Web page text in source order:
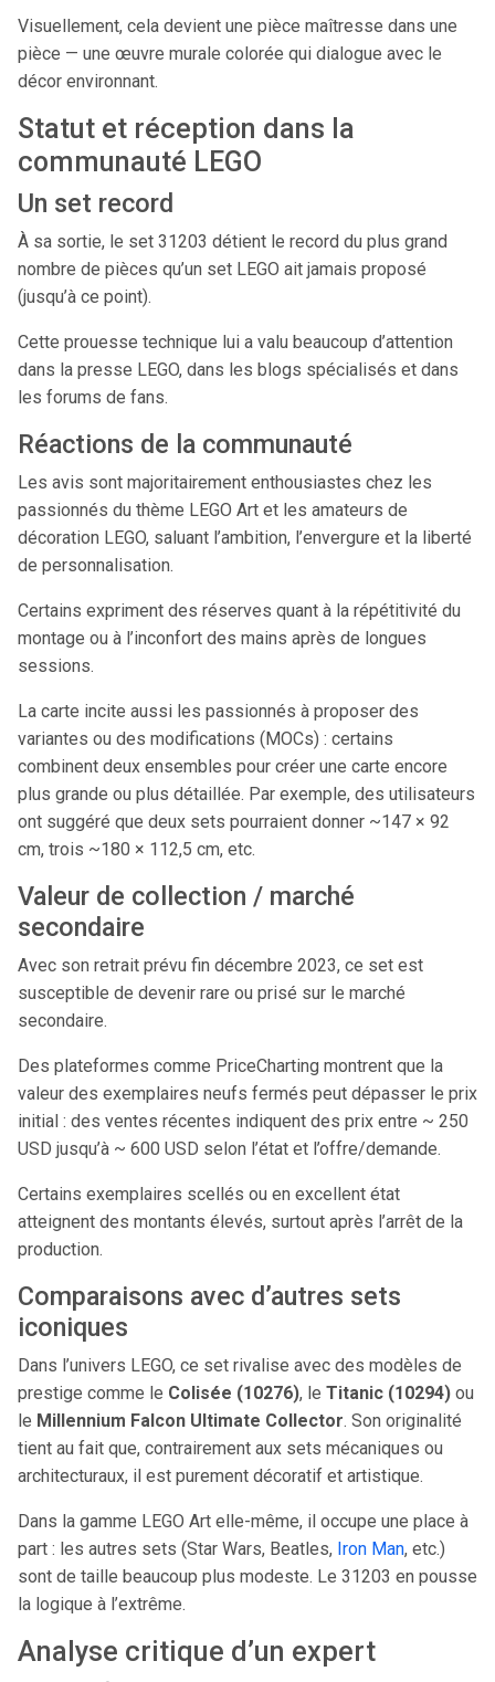
Visuellement, cela devient une pièce maîtresse dans une
pièce — une œuvre murale colorée qui dialogue avec le
décor environnant.
Statut et réception dans la
communauté LEGO
Un set record
À sa sortie, le set 31203 détient le record du plus grand
nombre de pièces qu’un set LEGO ait jamais proposé
(jusqu’à ce point).
Cette prouesse technique lui a valu beaucoup d’attention
dans la presse LEGO, dans les blogs spécialisés et dans
les forums de fans.
Réactions de la communauté
Les avis sont majoritairement enthousiastes chez les
passionnés du thème LEGO Art et les amateurs de
décoration LEGO, saluant l’ambition, l’envergure et la liberté
de personnalisation.
Certains expriment des réserves quant à la répétitivité du
montage ou à l’inconfort des mains après de longues
sessions.
La carte incite aussi les passionnés à proposer des
variantes ou des modifications (MOCs) : certains
combinent deux ensembles pour créer une carte encore
plus grande ou plus détaillée. Par exemple, des utilisateurs
ont suggéré que deux sets pourraient donner ~147 × 92
cm, trois ~180 × 112,5 cm, etc.
Valeur de collection / marché
secondaire
Avec son retrait prévu fin décembre 2023, ce set est
susceptible de devenir rare ou prisé sur le marché
secondaire.
Des plateformes comme PriceCharting montrent que la
valeur des exemplaires neufs fermés peut dépasser le prix
initial : des ventes récentes indiquent des prix entre ~ 250
USD jusqu’à ~ 600 USD selon l’état et l’offre/demande.
Certains exemplaires scellés ou en excellent état
atteignent des montants élevés, surtout après l’arrêt de la
production.
Comparaisons avec d’autres sets
iconiques
Dans l’univers LEGO, ce set rivalise avec des modèles de
prestige comme le Colisée (10276), le Titanic (10294) ou
le Millennium Falcon Ultimate Collector. Son originalité
tient au fait que, contrairement aux sets mécaniques ou
architecturaux, il est purement décoratif et artistique.
Dans la gamme LEGO Art elle-même, il occupe une place à
part : les autres sets (Star Wars, Beatles, Iron Man, etc.)
sont de taille beaucoup plus modeste. Le 31203 en pousse
la logique à l’extrême.
Analyse critique d’un expert